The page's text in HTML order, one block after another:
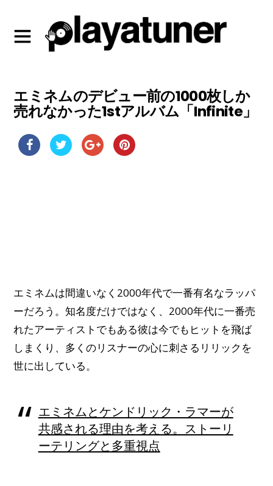
エミネムのデビュー前の1000枚しか
売れなかった1stアルバム「Infinite」
エミネムは間違いなく2000年代で一番有名なラッパ
ーだろう。知名度だけではなく、2000年代に一番売
れたアーティストでもある彼は今でもヒットを飛ば
しまくり、多くのリスナーの心に刺さるリリックを
世に出している。
エミネムとケンドリック・ラマーが
共感される理由を考える。ストーリ
ーテリングと多重視点